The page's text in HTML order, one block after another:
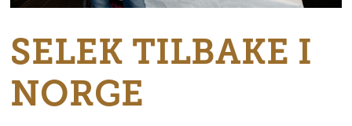
SELEK TILBAKE I
NORGE